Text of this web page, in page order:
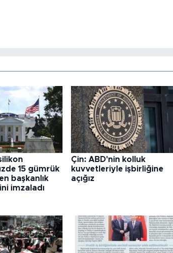
15 gümrük
başkanlık
imzaladı
Çin: ABD'nin kolluk
kuvvetleriyle işbirliğine
açığız